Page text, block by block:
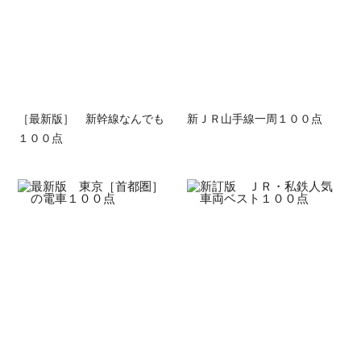
［最新版］ 新幹線なんでも
１００点
新ＪＲ山手線一周１００点